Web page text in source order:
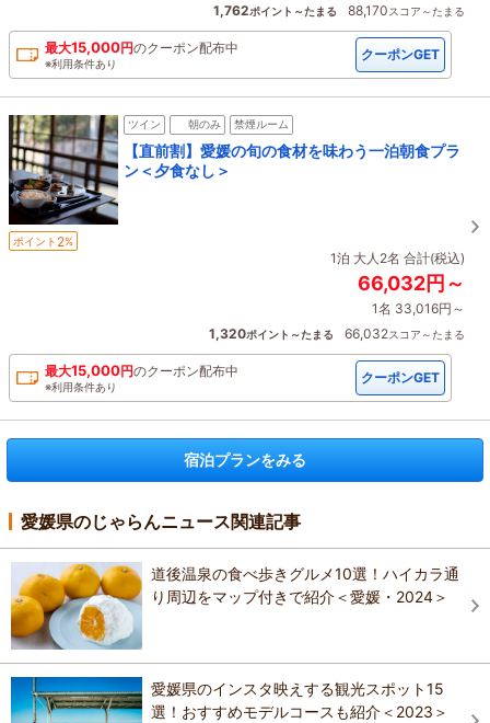
1,762ポイント～たまる 88,170スコア～たまる
最大15,000円のクーポン配布中
※利用条件あり
クーポンGET
ツイン 朝のみ 禁煙ルーム
【直前割】愛媛の旬の食材を味わう一泊朝食プラ
ン＜夕食なし＞
ポイント 2%
1泊 大人2名 合計(税込)
66,032円～
1名 33,016円～
1,320ポイント～たまる 66,032スコア～たまる
最大15,000円のクーポン配布中
※利用条件あり
クーポンGET
宿泊プランをみる
愛媛県のじゃらんニュース関連記事
道後温泉の食べ歩きグルメ10選！ハイカラ通
り周辺をマップ付きで紹介＜愛媛・2024＞
愛媛県のインスタ映えする観光スポット15
選！おすすめモデルコースも紹介＜2023＞